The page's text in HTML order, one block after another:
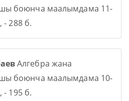
боюнча маалымдама 11-
- 288 б.
Алгебра жана
боюнча маалымдама 10-
- 195 б.